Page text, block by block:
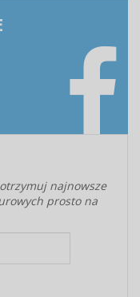
najnowsze
prosto na